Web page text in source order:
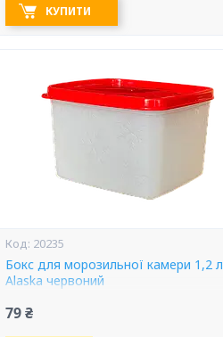
КУПИТИ
20235
Бокс для морозильної камери 1,2 л
Alaska червоний
79 ₴